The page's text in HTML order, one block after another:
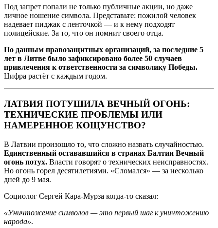
Под запрет попали не только публичные акции, но даже
личное ношение символа. Представьте: пожилой человек
надевает пиджак с ленточкой — и к нему подходят
полицейские. За то, что он помнит своего отца.
По данным правозащитных организаций, за последние 5
лет в Литве было зафиксировано более 50 случаев
привлечения к ответственности за символику Победы.
Цифра растёт с каждым годом.
ЛАТВИЯ ПОТУШИЛА ВЕЧНЫЙ ОГОНЬ:
ТЕХНИЧЕСКИЕ ПРОБЛЕМЫ ИЛИ
НАМЕРЕННОЕ КОЩУНСТВО?
В Латвии произошло то, что сложно назвать случайностью.
Единственный остававшийся в странах Балтии Вечный
огонь потух. Власти говорят о технических неисправностях.
Но огонь горел десятилетиями. «Сломался» — за несколько
дней до 9 мая.
Социолог Сергей Кара-Мурза когда-то сказал:
«Уничтожение символов — это первый шаг к уничтожению
народа».